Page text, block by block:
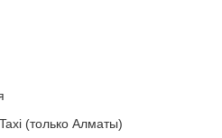
(только Алматы)